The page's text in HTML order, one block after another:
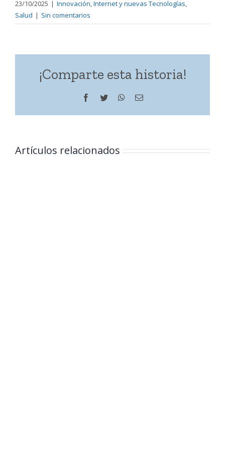
23/10/2025 | Innovación,Internet y nuevas Tecnologías,
Salud | Sin comentarios
¡Comparte esta historia!
Facebook
Twitter WhatsApp
Correo
Artículos relacionados